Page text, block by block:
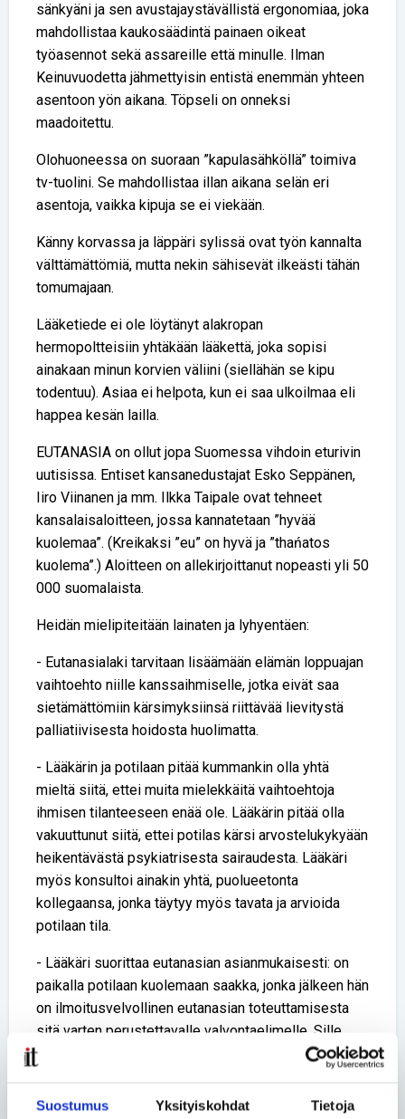
Suostumus Yksityiskohdat Tietoja
sänkyäni ja sen avustajaystävällistä ergonomiaa, joka
mahdollistaa kaukosäädintä painaen oikeat
työasennot sekä assareille että minulle. Ilman
Keinuvuodetta jähmettyisin entistä enemmän yhteen
asentoon yön aikana. Töpseli on onneksi
maadoitettu.
Olohuoneessa on suoraan ”kapulasähköllä” toimiva
tv-tuolini. Se mahdollistaa illan aikana selän eri
asentoja, vaikka kipuja se ei viekään.
Känny korvassa ja läppäri sylissä ovat työn kannalta
välttämättömiä, mutta nekin sähisevät ilkeästi tähän
tomumajaan.
Lääketiede ei ole löytänyt alakropan
hermopoltteisiin yhtäkään lääkettä, joka sopisi
ainakaan minun korvien väliini (siellähän se kipu
todentuu). Asiaa ei helpota, kun ei saa ulkoilmaa eli
happea kesän lailla.
EUTANASIA on ollut jopa Suomessa vihdoin eturivin
uutisissa. Entiset kansanedustajat Esko Seppänen,
Iiro Viinanen ja mm. Ilkka Taipale ovat tehneet
kansalaisaloitteen, jossa kannatetaan ”hyvää
kuolemaa”. (Kreikaksi ”eu” on hyvä ja ”thańatos
kuolema”.) Aloitteen on allekirjoittanut nopeasti yli 50
000 suomalaista.
Heidän mielipiteitään lainaten ja lyhyentäen:
- Eutanasialaki tarvitaan lisäämään elämän loppuajan
vaihtoehto niille kanssaihmiselle, jotka eivät saa
sietämättömiin kärsimyksiinsä riittävää lievitystä
palliatiivisesta hoidosta huolimatta.
- Lääkärin ja potilaan pitää kummankin olla yhtä
mieltä siitä, ettei muita mielekkäitä vaihtoehtoja
ihmisen tilanteeseen enää ole. Lääkärin pitää olla
vakuuttunut siitä, ettei potilas kärsi arvostelukykyään
heikentävästä psykiatrisesta sairaudesta. Lääkäri
myös konsultoi ainakin yhtä, puolueetonta
kollegaansa, jonka täytyy myös tavata ja arvioida
potilaan tila.
- Lääkäri suorittaa eutanasian asianmukaisesti: on
paikalla potilaan kuolemaan saakka, jonka jälkeen hän
on ilmoitusvelvollinen eutanasian toteuttamisesta
sitä varten perustettavalle valvontaelimelle. Sille
hänen on toimitettava tarkat tiedot eutanasiaan
laissa tarkemmin määritetyllä tavalla.